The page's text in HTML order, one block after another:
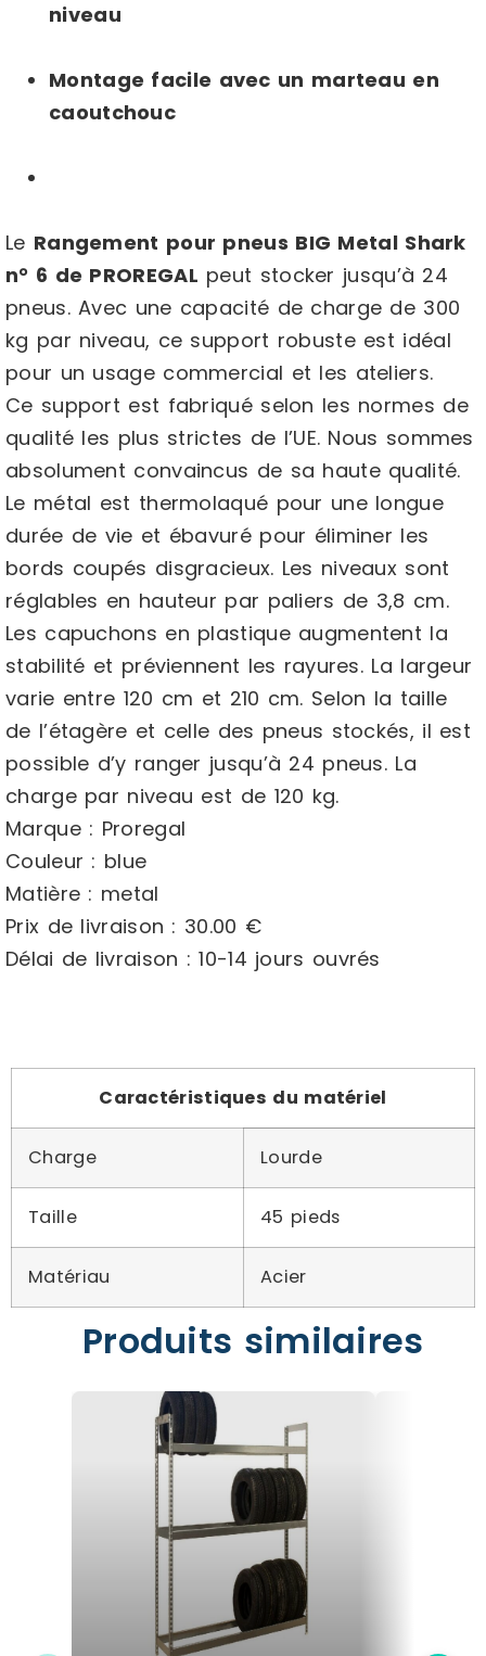
niveau
Montage facile avec un marteau en
caoutchouc
Le Rangement pour pneus BIG Metal Shark
n° 6 de PROREGAL peut stocker jusqu’à 24
pneus. Avec une capacité de charge de 300
kg par niveau, ce support robuste est idéal
pour un usage commercial et les ateliers.
Ce support est fabriqué selon les normes de
qualité les plus strictes de l’UE. Nous sommes
absolument convaincus de sa haute qualité.
Le métal est thermolaqué pour une longue
durée de vie et ébavuré pour éliminer les
bords coupés disgracieux. Les niveaux sont
réglables en hauteur par paliers de 3,8 cm.
Les capuchons en plastique augmentent la
stabilité et préviennent les rayures. La largeur
varie entre 120 cm et 210 cm. Selon la taille
de l’étagère et celle des pneus stockés, il est
possible d’y ranger jusqu’à 24 pneus. La
charge par niveau est de 120 kg.
Marque : Proregal
Couleur : blue
Matière : metal
Prix de livraison : 30.00 €
Délai de livraison : 10-14 jours ouvrés
Caractéristiques du matériel
Charge Lourde
Taille 45 pieds
Matériau Acier
Produits similaires